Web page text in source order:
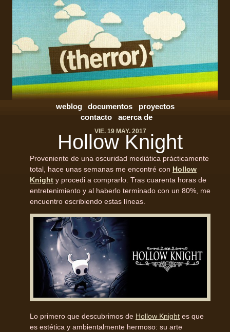
weblog documentos
proyectos
contacto
acerca de
VIE. 19 MAY. 2017
Hollow Knight
Proveniente de una oscuridad mediática prácticamente
total, hace unas semanas me encontré con Hollow
Knight y procedi a comprarlo. Tras cuarenta horas de
entretenimiento y al haberlo terminado con un 80%, me
encuentro escribiendo estas líneas.
Lo primero que descubrimos de Hollow Knight es que
es estética y ambientalmente hermoso: su arte